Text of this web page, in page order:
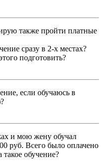
также пройти платные
сразу в 2-х местах?
подготовить?
если обучаюсь в
и мою жену обучал
руб. Всего было оплачено
обучение?